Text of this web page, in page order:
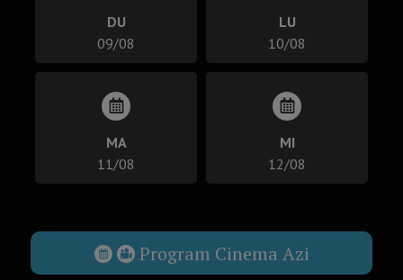
DU
09/08
LU
10/08
MA
11/08
MI
12/08
Program Cinema Azi